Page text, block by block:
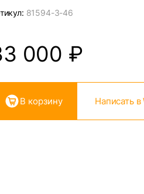
81594-3-46
000 ₽
В корзину Написать